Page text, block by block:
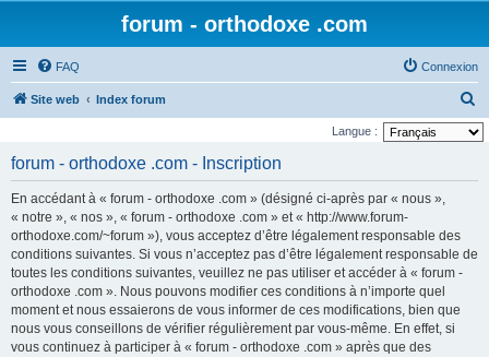
forum - orthodoxe .com
FAQ Connexion
Site web Index forum
e
Langue :
forum - orthodoxe .com - Inscription
En accédant à « forum - orthodoxe .com » (désigné ci-après par « nous »,
« notre », « nos », « forum - orthodoxe .com » et « http://www.forum-
orthodoxe.com/~forum »), vous acceptez d’être légalement responsable des
conditions suivantes. Si vous n’acceptez pas d’être légalement responsable de
toutes les conditions suivantes, veuillez ne pas utiliser et accéder à « forum -
orthodoxe .com ». Nous pouvons modifier ces conditions à n’importe quel
moment et nous essaierons de vous informer de ces modifications, bien que
nous vous conseillons de vérifier régulièrement par vous-même. En effet, si
vous continuez à participer à « forum - orthodoxe .com » après que des